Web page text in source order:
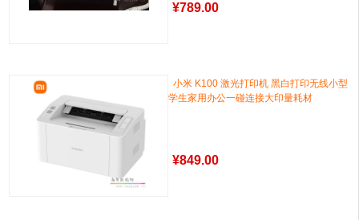
¥789.00
小米 K100 激光打印机 黑白打印无线小型
学生家用办公一碰连接大印量耗材
¥849.00